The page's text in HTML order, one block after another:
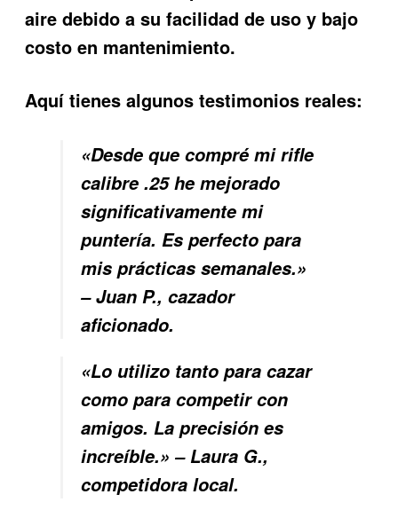
aire debido a su facilidad de uso y bajo
costo en mantenimiento.
Aquí tienes algunos testimonios reales:
«Desde que compré mi rifle
calibre .25 he mejorado
significativamente mi
puntería. Es perfecto para
mis prácticas semanales.»
– Juan P., cazador
aficionado.
«Lo utilizo tanto para cazar
como para competir con
amigos. La precisión es
increíble.» – Laura G.,
competidora local.